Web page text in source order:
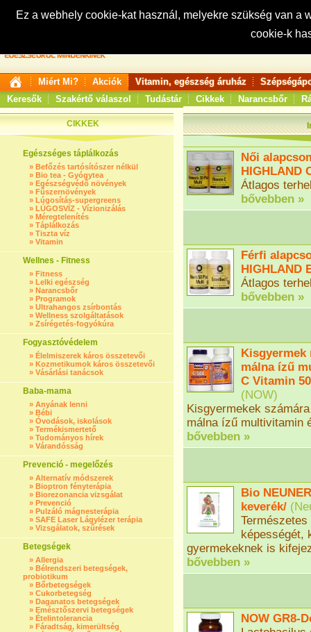
Ez a webhely cookie-kat használ, melyekre szükség van
cookie-k
Keresés:
Miért Mi? Akciók Vitamin, egészség áruház
Keresők
Szakértő válaszol Tudástár Cikkek Narancsbőr
CIKKEK
Egészséges táplálkozás
» Befőzés tartósítószer nélkül
» Bio tea - Gyógytea
» Egészségvédő növények
» Fűszernövények
» Lúgosítás-supergreens
» LÚGOSVÍZ - Vízionizálás
» Méregtelenítés
» Táplálkozás
» Tiszta víz
» Vitamin
Wellnes - Fitness
» Fitness
» Lelki egészség
» Narancsbőr
» Programok
» Ultrahangos zsírbontás
» Wellness szolgáltatások
» Zsírégetés-fogyókúra
Fogyasztóvédelem
» Élelmiszerek káros összetevői
» Kozmetikumok káros összetevői
» Vásárlási tanácsok
Baba-mama
» Anyának lenni
» Bébi
» Óvodások, iskolások
» Termékismertető
» Tudományos hírek
» Várandósság
Prevenció - megelőzés
» Alternatív módszerek
» Bioptron fényterápia
» Biorezonancia vizsgálat
» Prevenció
» Pulzáló mágnesterápia
» SAFE Laser Lágylézer terápia
» Vizsgálatok, szűrések
Betegségek
» Allergia
» Bélrendszeri betegségek,
probiotikum
» Bőrbetegségek
» Cukorbetegség
» Daganatos betegségek
» Emésztőszervi betegségek
» Ételintolerancia
» Fáradtság, kimerültség
Női
HIGHLAND
Átlagos
bővebben »
Férfi
HIGHLAND
Átlagos
bővebben »
Kisgyermek
málna ízű
C Vitamin
(NOW)
Kisgyermekek
málna ízű multivitamin
bővebben »
Bio
keverék/ (
képességét,
gyermekeknek is
bővebben »
NOW GR8-